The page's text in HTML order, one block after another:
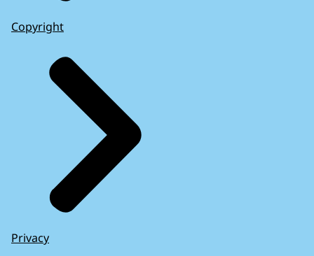
Copyright
Privacy